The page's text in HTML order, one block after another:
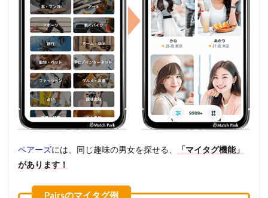
ペアーズには、同じ趣味の男女を探せる、
「マイタグ機能」
があります！